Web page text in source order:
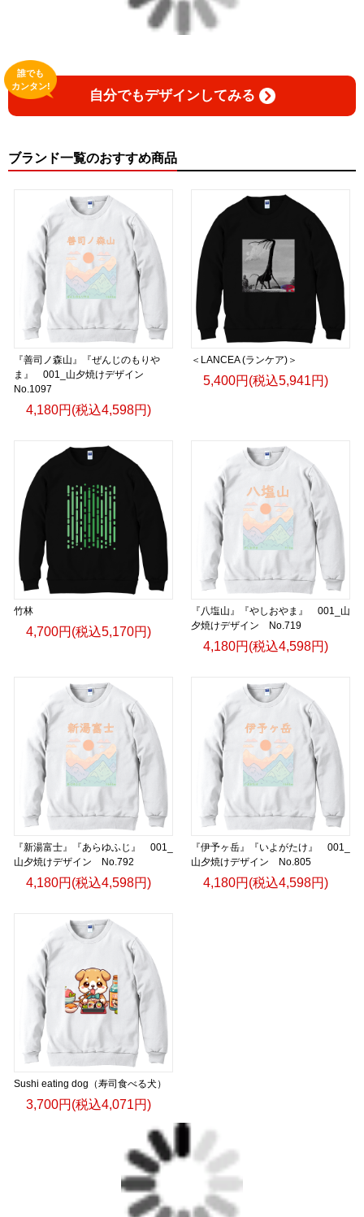
https://gicleepod.com/store/artist-ririkazetakeru
自分でもデザインしてみる
誰でも
カンタン!
ブランド一覧のおすすめ商品
『善司ノ森山』『ぜんじのもりや
ま』 001_山夕焼けデザイン
No.1097
4,180円(税込4,598円)
＜LANCEA (ランケア)＞
5,400円(税込5,941円)
竹林
4,700円(税込5,170円)
『八塩山』『やしおやま』 001_山
夕焼けデザイン No.719
4,180円(税込4,598円)
『新湯富士』『あらゆふじ』 001_
山夕焼けデザイン No.792
4,180円(税込4,598円)
『伊予ヶ岳』『いよがたけ』 001_
山夕焼けデザイン No.805
4,180円(税込4,598円)
Sushi eating dog（寿司食べる犬）
3,700円(税込4,071円)